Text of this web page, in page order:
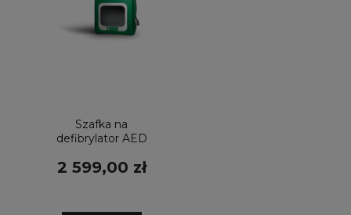
Szafka na
defibrylator AED
ogrzewaniem
2 599,00 zł